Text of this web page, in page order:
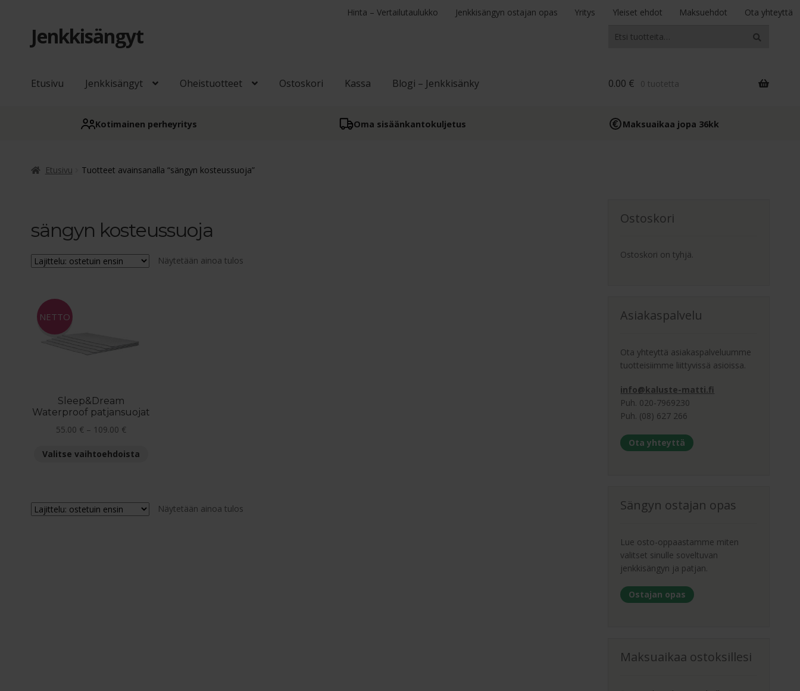
Siirry
navigointiin
Siirry
sisältöön
Jenkkisängyt
Hinta – Vertailutaulukko Jenkkisängyn ostajan opas Yritys Yleiset ehdot Maksuehdot
Ota yhteyttä
Haku
Etusivu Jenkkisängyt Oheistuotteet Ostoskori Kassa Blogi – Jenkkisänky 0.00 € 0 tuotetta
Kotimainen perheyritys Oma sisään­kantokuljetus Maksuaikaa jopa 36kk
Etusivu Tuotteet avainsanalla “sängyn kosteussuoja”
sängyn kosteussuoja
Näytetään ainoa tulos
Sleep&Dream
Waterproof patjansuojat
NETTO
55.00 € – 109.00 €
-
Valitse vaihtoehdoista
muunnelma.
Voit
Näytetään ainoa tulos
Ostoskori
Ostoskori on tyhjä.
Asiakaspalvelu
Ota yhteyttä asiakaspalveluumme
tuotteisiimme liittyvissä asioissa.
info@kaluste-matti.fi
Puh. 020-7969230
Puh. (08) 627 266
Ota yhteyttä
Sängyn ostajan opas
Lue osto-oppaastamme miten
valitset sinulle soveltuvan
jenkkisängyn ja patjan.
Ostajan opas
Maksuaikaa ostoksillesi